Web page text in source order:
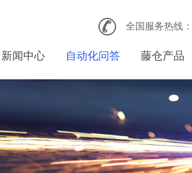
全国服务热线：
新闻中心 自动化问答 藤仓产品